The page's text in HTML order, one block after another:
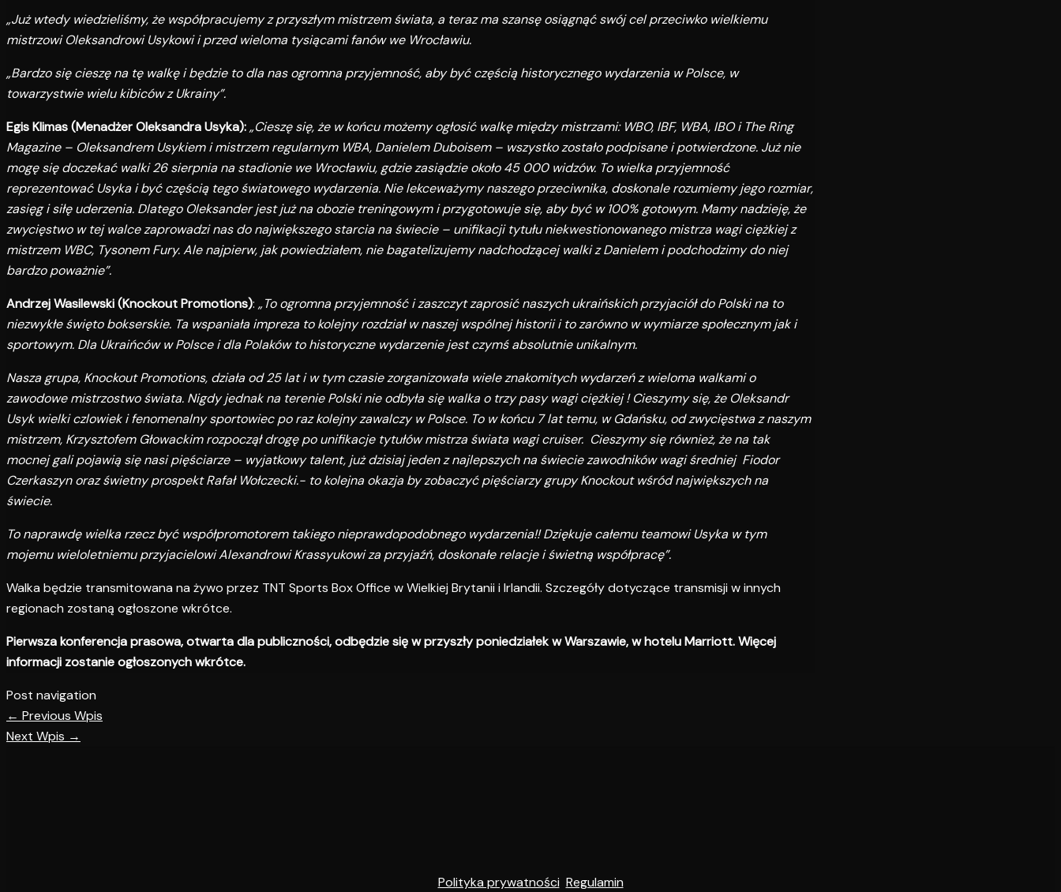
„Już wtedy wiedzieliśmy, że współpracujemy z przyszłym mistrzem świata, a teraz ma szansę osiągnąć swój cel przeciwko wielkiemu
mistrzowi Oleksandrowi Usykowi i przed wieloma tysiącami fanów we Wrocławiu.
„Bardzo się cieszę na tę walkę i będzie to dla nas ogromna przyjemność, aby być częścią historycznego wydarzenia w Polsce, w
towarzystwie wielu kibiców z Ukrainy”.
Egis Klimas (Menadżer Oleksandra Usyka):„Cieszę się, że w końcu możemy ogłosić walkę między mistrzami: WBO, IBF, WBA, IBO i The Ring
Magazine – Oleksandrem Usykiem i mistrzem regularnym WBA, Danielem Duboisem – wszystko zostało podpisane i potwierdzone. Już nie
mogę się doczekać walki 26 sierpnia na stadionie we Wrocławiu, gdzie zasiądzie około 45 000 widzów. To wielka przyjemność
reprezentować Usyka i być częścią tego światowego wydarzenia. Nie lekceważymy naszego przeciwnika, doskonale rozumiemy jego rozmiar,
zasięg i siłę uderzenia. Dlatego Oleksander jest już na obozie treningowym i przygotowuje się, aby być w 100% gotowym. Mamy nadzieję, że
zwycięstwo w tej walce zaprowadzi nas do największego starcia na świecie – unifikacji tytułu niekwestionowanego mistrza wagi ciężkiej z
mistrzem WBC, Tysonem Fury. Ale najpierw, jak powiedziałem, nie bagatelizujemy nadchodzącej walki z Danielem i podchodzimy do niej
bardzo poważnie”.
Andrzej Wasilewski (Knockout Promotions): „To ogromna przyjemność i zaszczyt zaprosić naszych ukraińskich przyjaciół do Polski na to
niezwykłe święto bokserskie. Ta wspaniała impreza to kolejny rozdział w naszej wspólnej historii i to zarówno w wymiarze społecznym jak i
sportowym. Dla Ukraińców w Polsce i dla Polaków to historyczne wydarzenie jest czymś absolutnie unikalnym.
Nasza grupa, Knockout Promotions, działa od 25 lat i w tym czasie zorganizowała wiele znakomitych wydarzeń z wieloma walkami o
zawodowe mistrzostwo świata. Nigdy jednak na terenie Polski nie odbyła się walka o trzy pasy wagi ciężkiej ! Cieszymy się, że Oleksandr
Usyk wielki czlowiek i fenomenalny sportowiec po raz kolejny zawalczy w Polsce. To w końcu 7 lat temu, w Gdańsku, od zwycięstwa z naszym
mistrzem, Krzysztofem Głowackim rozpoczął drogę po unifikacje tytułów mistrza świata wagi cruiser. Cieszymy się również, że na tak
mocnej gali pojawią się nasi pięściarze – wyjatkowy talent, już dzisiaj jeden z najlepszych na świecie zawodników wagi średniej Fiodor
Czerkaszyn oraz świetny prospekt Rafał Wołczecki.- to kolejna okazja by zobaczyć pięściarzy grupy Knockout wśród największych na
świecie.
To naprawdę wielka rzecz być współpromotorem takiego nieprawdopodobnego wydarzenia!! Dziękuje całemu teamowi Usyka w tym
mojemu wieloletniemu przyjacielowi Alexandrowi Krassyukowi za przyjaźń, doskonałe relacje i świetną współpracę”.
Walka będzie transmitowana na żywo przez TNT Sports Box Office w Wielkiej Brytanii i Irlandii. Szczegóły dotyczące transmisji w innych
regionach zostaną ogłoszone wkrótce.
Pierwsza konferencja prasowa, otwarta dla publiczności, odbędzie się w przyszły poniedziałek w Warszawie, w hotelu Marriott. Więcej
informacji zostanie ogłoszonych wkrótce.
Post navigation
← Previous Wpis
Next Wpis →
Polityka prywatności Regulamin